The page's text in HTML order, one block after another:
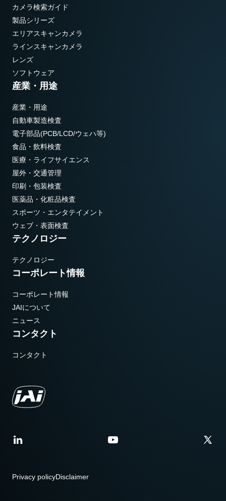
カメラ検索ガイド
製品シリーズ
エリアスキャンカメラ
ラインスキャンカメラ
レンズ
ソフトウェア
産業・用途
産業・用途
自動車製造検査
電子部品(PCB/LCD/ウェハ等)
食品・飲料検査
医療・ライフサイエンス
屋外・交通管理
印刷・包装検査
医薬品・化粧品検査
スポーツ・エンタテイメント
ウェブ・表面検査
テクノロジー
テクノロジー
コーポレート情報
コーポレート情報
JAIについて
ニュース
コンタクト
コンタクト
Privacy policyDisclaimer